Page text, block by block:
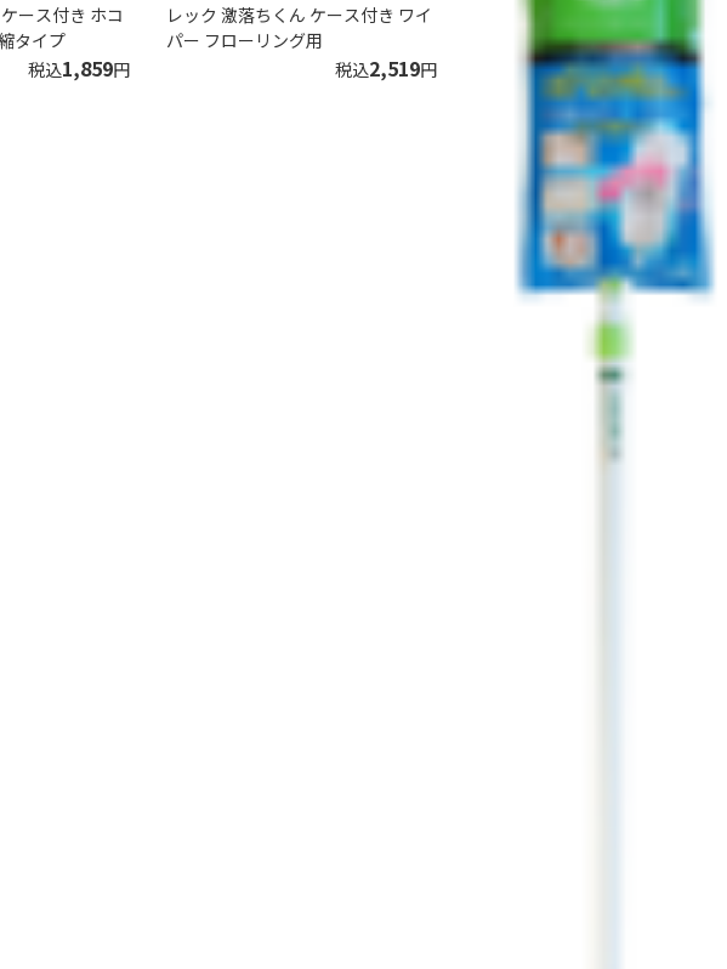
ース付き ホコ
タイプ
税込1,859円
レック 激落ちくん ケース付き ワイ
パー フローリング用
税込2,519円